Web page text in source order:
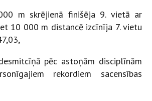
m skrējienā finišēja 9. vietā ar
10 000 m distancē izcīnīja 7. vietu
pēc astoņām disciplīnām
rekordiem sacensības